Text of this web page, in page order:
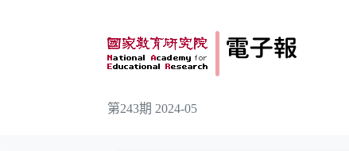
第243期 2024-05